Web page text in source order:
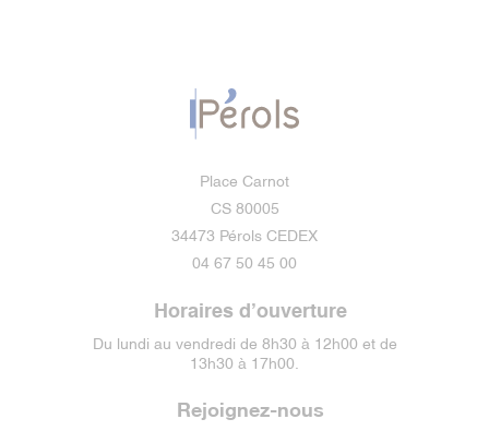
Place Carnot
CS 80005
34473 Pérols CEDEX
04 67 50 45 00
Horaires d’ouverture
Du lundi au vendredi de 8h30 à 12h00 et de
13h30 à 17h00.
Rejoignez-nous